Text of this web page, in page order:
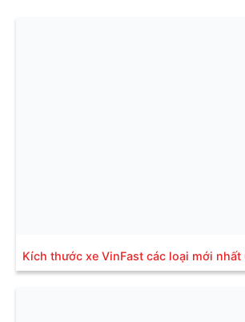
Kích thước xe VinFast các loại mới